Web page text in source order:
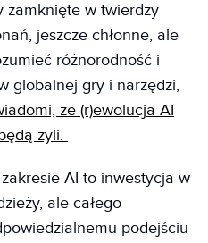
zamknięte w twierdzy
jeszcze chłonne, ale
różnorodność i
globalnej gry i narzędzi,
że (r)ewolucja AI
żyli.
AI to inwestycja w
ale całego
podejściu